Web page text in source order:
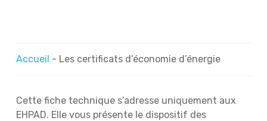
Accueil - Les certificats d’économie d’énergie
Cette fiche technique s’adresse uniquement aux
EHPAD. Elle vous présente le dispositif des